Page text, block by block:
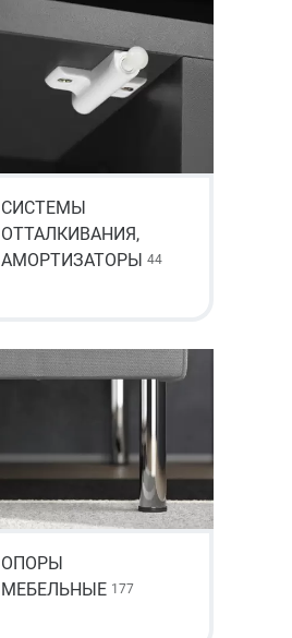
СИСТЕМЫ
ОТТАЛКИВАНИЯ,
АМОРТИЗАТОРЫ 44
ОПОРЫ
МЕБЕЛЬНЫЕ 177